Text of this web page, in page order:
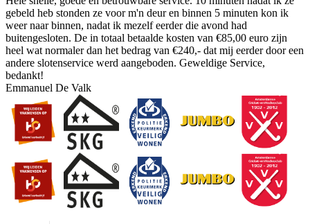
gebeld heb stonden ze voor m'n deur en binnen 5 minuten kon ik
weer naar binnen, nadat ik mezelf eerder die avond had
buitengesloten. De in totaal betaalde kosten van €85,00 euro zijn
heel wat normaler dan het bedrag van €240,- dat mij eerder door een
andere slotenservice werd aangeboden. Geweldige Service,
bedankt!
Emmanuel De Valk